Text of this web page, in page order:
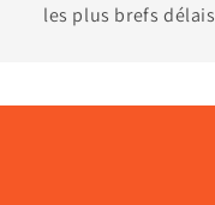
les plus brefs délais